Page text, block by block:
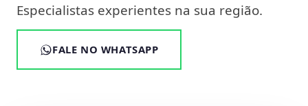
Especialistas experientes na sua região.
FALE NO WHATSAPP